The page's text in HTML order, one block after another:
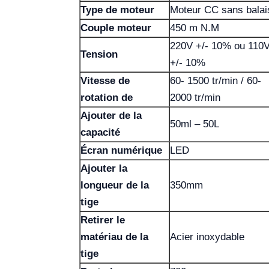
Type de moteur
Moteur CC sans
Couple moteur
450 m N.M
Tension
220V +/- 10% ou
+/- 10%
Vitesse de
rotation de
60- 1500 tr/min / 60-
2000 tr/min
Ajouter de la
capacité
50ml – 50L
Écran numérique
LED
Ajouter la
longueur de la
tige
350mm
Retirer le
matériau de la
tige
Acier inoxydable